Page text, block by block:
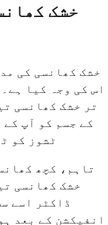
خشک
خشک کھانسی کی
اس کی وجہ کیا
تر خشک کھانسی
کے جسم کو آپ کے
ٹشوز کو
تاہم، کچھ
خشک کھانسی
ڈاکٹر اسے
انفیکشن کے بعد